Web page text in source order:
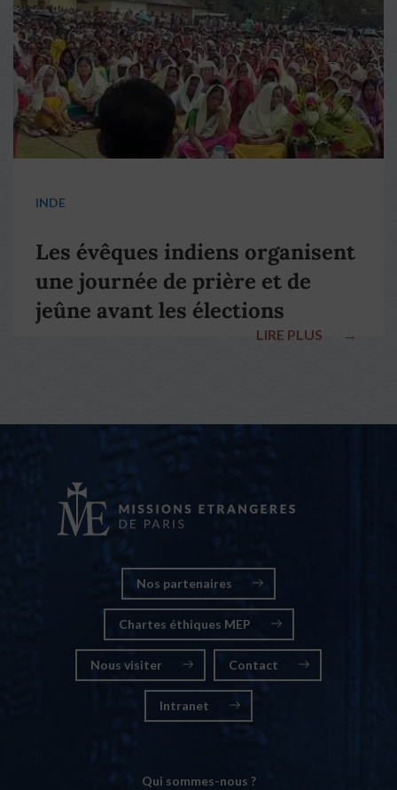
INDE
Les évêques indiens organisent
une journée de prière et de
jeûne avant les élections
LIRE PLUS →
Nos partenaires
Chartes éthiques MEP
Nous visiter Contact
Intranet
Qui sommes-nous ?